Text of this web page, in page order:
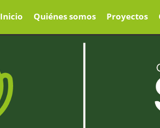
Inicio Quiénes somos Proyectos